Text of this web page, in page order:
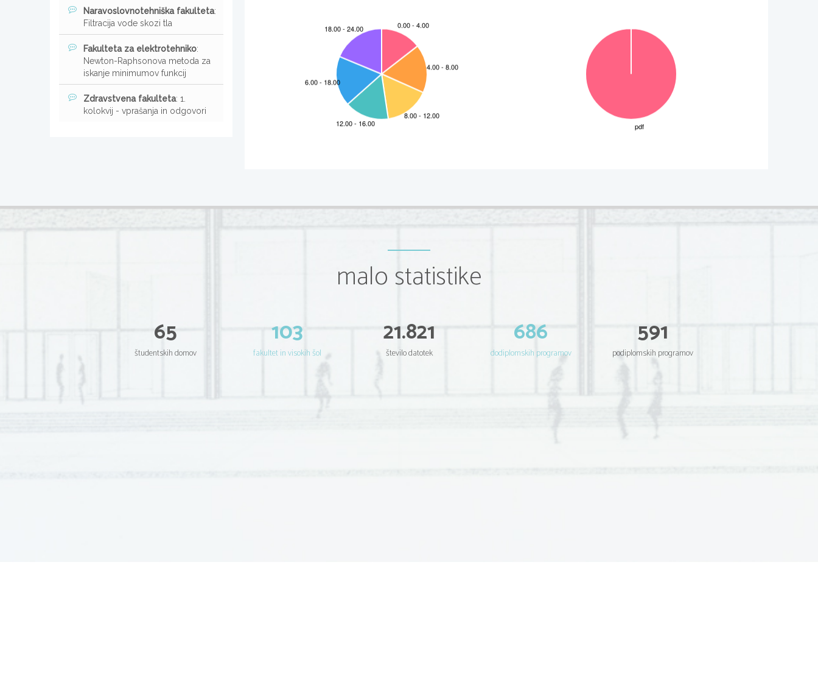
Naravoslovnotehniška fakulteta:
Filtracija vode skozi tla
Fakulteta za elektrotehniko:
Newton-Raphsonova metoda za
iskanje minimumov funkcij
Zdravstvena fakulteta: 1.
kolokvij - vprašanja in odgovori
malo statistike
65
študentskih domov
103
fakultet in visokih šol
21.821
število datotek
686
dodiplomskih programov
591
podiplomskih programov